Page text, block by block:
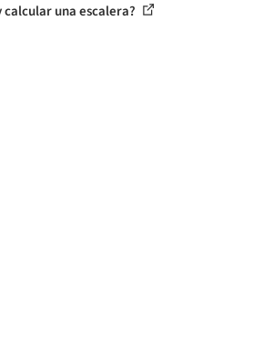
calcular una escalera?